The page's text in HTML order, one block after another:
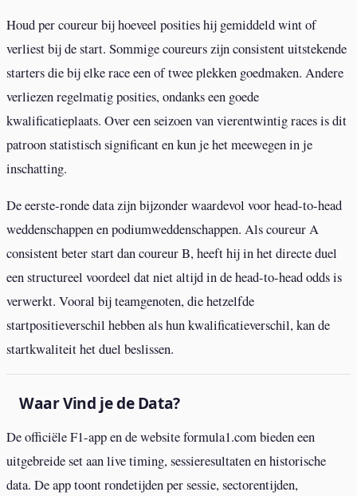
Houd per coureur bij hoeveel posities hij gemiddeld wint of
verliest bij de start. Sommige coureurs zijn consistent uitstekende
starters die bij elke race een of twee plekken goedmaken. Andere
verliezen regelmatig posities, ondanks een goede
kwalificatieplaats. Over een seizoen van vierentwintig races is dit
patroon statistisch significant en kun je het meewegen in je
inschatting.
De eerste-ronde data zijn bijzonder waardevol voor head-to-head
weddenschappen en podiumweddenschappen. Als coureur A
consistent beter start dan coureur B, heeft hij in het directe duel
een structureel voordeel dat niet altijd in de head-to-head odds is
verwerkt. Vooral bij teamgenoten, die hetzelfde
startpositieverschil hebben als hun kwalificatieverschil, kan de
startkwaliteit het duel beslissen.
Waar Vind je de Data?
De officiële F1-app en de website formula1.com bieden een
uitgebreide set aan live timing, sessieresultaten en historische
data. De app toont rondetijden per sessie, sectorentijden,